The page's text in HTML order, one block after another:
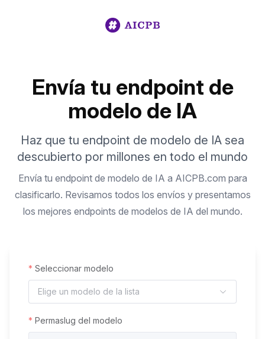
Envía tu endpoint de
modelo de IA
Haz que tu endpoint de modelo de IA sea
descubierto por millones en todo el mundo
Envía tu endpoint de modelo de IA a AICPB.com para
clasificarlo. Revisamos todos los envíos y presentamos
los mejores endpoints de modelos de IA del mundo.
Seleccionar modelo
Elige un modelo de la lista
Permaslug del modelo